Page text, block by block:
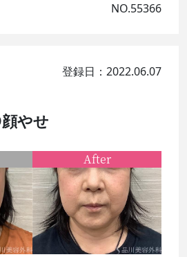
NO.55366
登録日：2022.06.07
やせ
After